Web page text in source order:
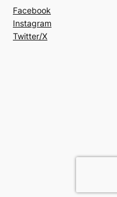
Facebook
Instagram
Twitter/X